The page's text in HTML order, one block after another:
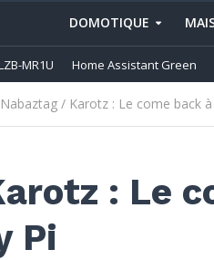
DOMOTIQUE
MR1U Home Assistant Green
Nabaztag / Karotz : Le come back
: Le
Pi